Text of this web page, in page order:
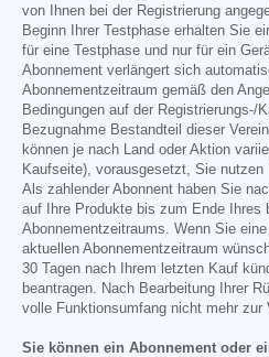
von Ihnen bei der Registrierung
Beginn Ihrer Testphase erhalten Sie
für eine Testphase und nur für ein
Abonnement verlängert sich
Abonnementzeitraum gemäß den
Bedingungen auf der Registrierungs-/
Bezugnahme Bestandteil dieser
können je nach Land oder Aktion
Kaufseite), vorausgesetzt, Sie nutzen
Als zahlender Abonnent haben Sie
auf Ihre Produkte bis zum Ende Ihres
Abonnementzeitraums. Wenn Sie
aktuellen Abonnementzeitraum
30 Tagen nach Ihrem letzten Kauf
beantragen. Nach Bearbeitung Ihrer
volle Funktionsumfang nicht mehr zur
Sie können ein Abonnement oder